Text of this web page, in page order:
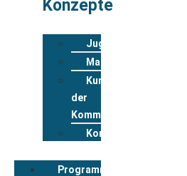
Konzepte
Jugendwohnkonzepte
Materialpool
Kurzportraits
der
Kommunen
Kontakt
Programmbegleitung